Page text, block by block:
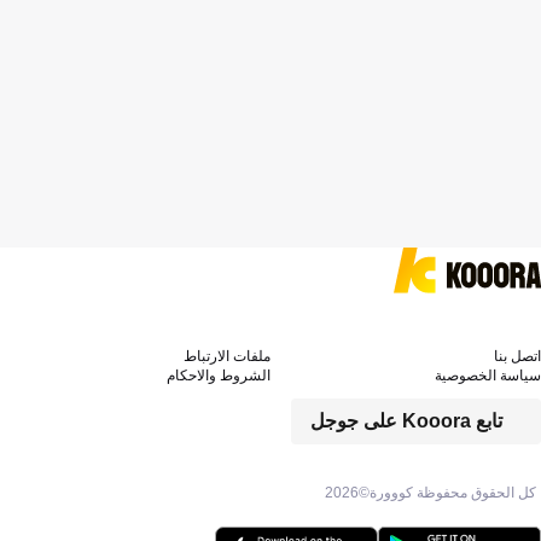
كل الحقوق محفوظة كووورة©2026
تابع Kooora على جوجل
اتصل بنا
ملفات الارتباط
سياسة الخصوصية
الشروط والاحكام